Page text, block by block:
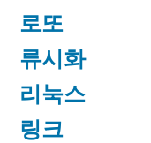
로또
류시화
리눅스
링크